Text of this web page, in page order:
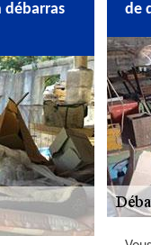
débarras
de